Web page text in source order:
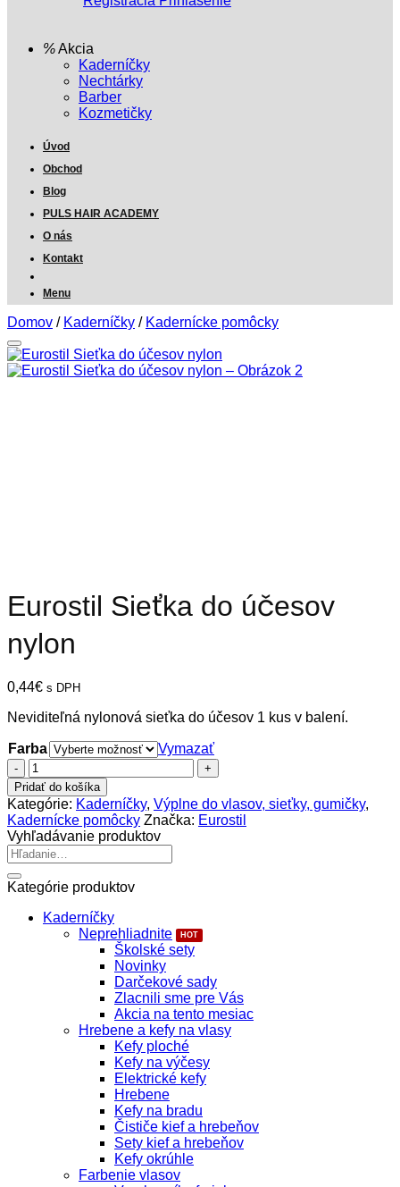
Akcia
Kaderníčky
Nechtárky
Barber
Kozmetičky
Úvod
Obchod
Blog
PULS HAIR ACADEMY
O nás
Kontakt
Menu
Domov / Kaderníčky / Kadernícke pomôcky
Eurostil Sieťka do účesov
nylon
0,44€ s DPH
Neviditeľná nylonová sieťka do účesov 1 kus v balení.
Farba
Vymazať
množstvo
Eurostil
Sieťka
do
účesov
nylon
Pridať do košíka
Kategórie: Kaderníčky, Výplne do vlasov, sieťky, gumičky,
Kadernícke pomôcky Značka: Eurostil
Vyhľadávanie produktov
Hľadať:
Kategórie produktov
Kaderníčky
Neprehliadnite
Školské sety
Novinky
Darčekové sady
Zlacnili sme pre Vás
Akcia na tento mesiac
Hrebene a kefy na vlasy
Kefy ploché
Kefy na výčesy
Elektrické kefy
Hrebene
Kefy na bradu
Čističe kief a hrebeňov
Sety kief a hrebeňov
Kefy okrúhle
Farbenie vlasov